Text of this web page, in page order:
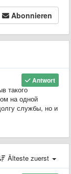
Abonnieren
Antwort
такого
на одной
службы, но и
Älteste zuerst